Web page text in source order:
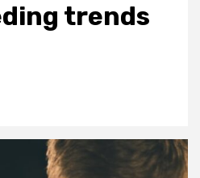
trends